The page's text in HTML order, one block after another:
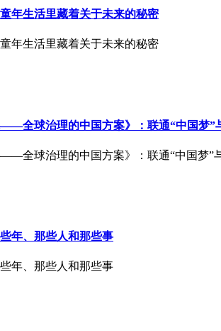
年生活里藏着关于未来的秘密
年生活里藏着关于未来的秘密
——全球治理的中国方案》：联通“中国梦”
——全球治理的中国方案》：联通“中国梦”
年、那些人和那些事
年、那些人和那些事